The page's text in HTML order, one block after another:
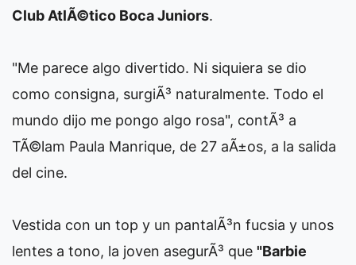
Club AtlÃ©tico Boca Juniors.
"Me parece algo divertido. Ni siquiera se dio
como consigna, surgiÃ³ naturalmente. Todo el
mundo dijo me pongo algo rosa", contÃ³ a
TÃ©lam Paula Manrique, de 27 aÃ±os, a la salida
del cine.
Vestida con un top y un pantalÃ³n fucsia y unos
lentes a tono, la joven asegurÃ³ que "Barbie